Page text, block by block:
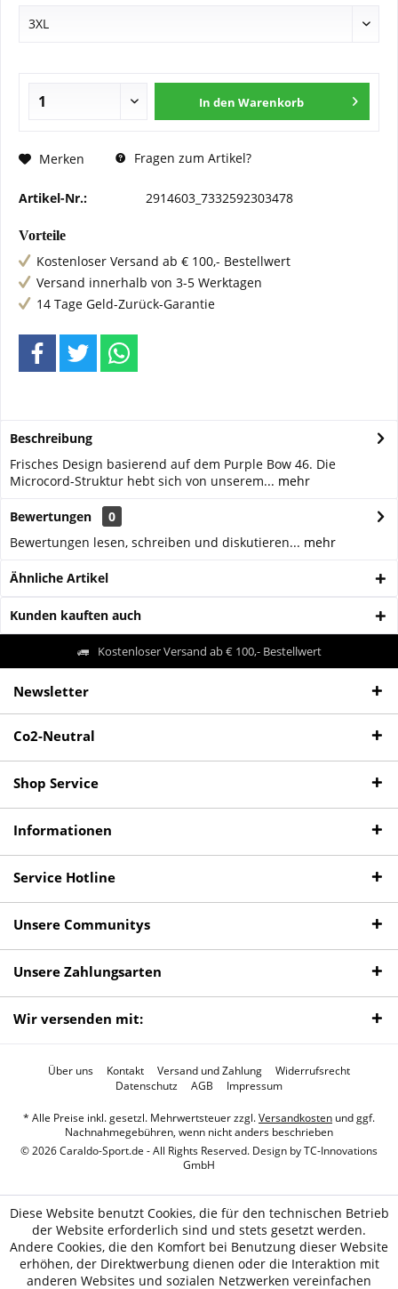
In den Warenkorb
Merken Fragen zum Artikel?
Artikel-Nr.: 2914603_7332592303478
Vorteile
Kostenloser Versand ab € 100,- Bestellwert
Versand innerhalb von 3-5 Werktagen
14 Tage Geld-Zurück-Garantie
Beschreibung
Frisches Design basierend auf dem Purple Bow 46. Die
Microcord-Struktur hebt sich von unserem... mehr
Bewertungen
0
Bewertungen lesen, schreiben und diskutieren... mehr
Ähnliche Artikel
Kunden kauften auch
Kostenloser Versand ab € 100,- Bestellwert
Newsletter
Co2-Neutral
Shop Service
Informationen
Service Hotline
Unsere Communitys
Unsere Zahlungsarten
Wir versenden mit:
Über uns Kontakt Versand und Zahlung
Widerrufsrecht
Datenschutz
AGB Impressum
* Alle Preise inkl. gesetzl. Mehrwertsteuer zzgl.Versandkosten und ggf.
Nachnahmegebühren, wenn nicht anders beschrieben
© 2026 Caraldo-Sport.de - All Rights Reserved. Design byTC-Innovations
GmbH
Diese Website benutzt Cookies, die für den technischen Betrieb
der Website erforderlich sind und stets gesetzt werden.
Andere Cookies, die den Komfort bei Benutzung dieser Website
erhöhen, der Direktwerbung dienen oder die Interaktion mit
anderen Websites und sozialen Netzwerken vereinfachen